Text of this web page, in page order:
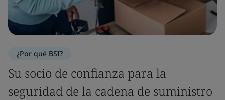
¿Por qué BSI?
Su socio de confianza para la
seguridad de la cadena de suministro